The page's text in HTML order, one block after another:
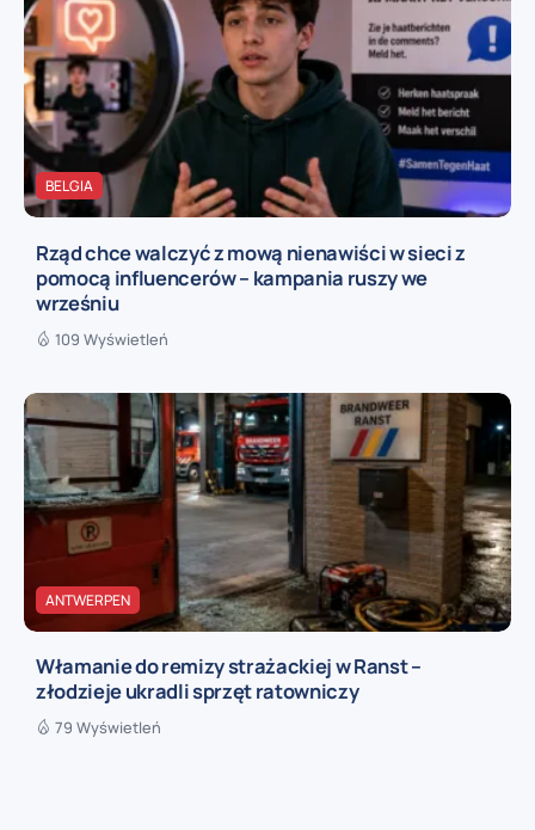
BELGIA
Rząd chce walczyć z mową nienawiści w sieci z
pomocą influencerów – kampania ruszy we
wrześniu
109 Wyświetleń
ANTWERPEN
Włamanie do remizy strażackiej w Ranst –
złodzieje ukradli sprzęt ratowniczy
79 Wyświetleń